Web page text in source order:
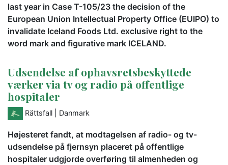
last year in Case T-105/23 the decision of the
European Union Intellectual Property Office (EUIPO) to
invalidate Iceland Foods Ltd. exclusive right to the
word mark and figurative mark ICELAND.
Udsendelse af ophavsretsbeskyttede
værker via tv og radio på offentlige
hospitaler
Rättsfall | Danmark
Højesteret fandt, at modtagelsen af radio- og tv-
udsendelse på fjernsyn placeret på offentlige
hospitaler udgjorde overføring til almenheden og